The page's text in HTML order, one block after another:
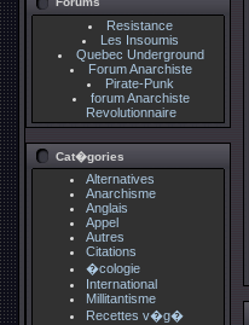
Resistance
Les Insoumis
Quebec Underground
Forum Anarchiste
Pirate-Punk
forum Anarchiste
Revolutionnaire
Cat�gories
Alternatives
Anarchisme
Anglais
Appel
Autres
Citations
�cologie
International
Millitantisme
Recettes v�g�